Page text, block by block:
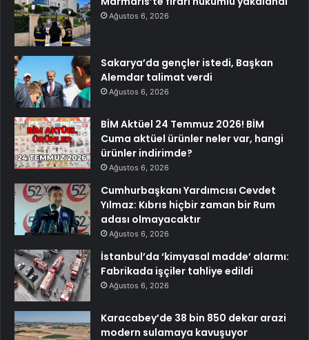
Ağustos 6, 2026
Sakarya’da gençler istedi, Başkan
Alemdar talimat verdi
Ağustos 6, 2026
BİM Aktüel 24 Temmuz 2026! BİM
Cuma aktüel ürünler neler var, hangi
ürünler indirimde?
Ağustos 6, 2026
Cumhurbaşkanı Yardımcısı Cevdet
Yılmaz: Kıbrıs hiçbir zaman bir Rum
adası olmayacaktır
Ağustos 6, 2026
İstanbul’da ‘kimyasal madde’ alarmı:
Fabrikada işçiler tahliye edildi
Ağustos 6, 2026
Karacabey’de 38 bin 850 dekar arazi
modern sulamaya kavuşuyor